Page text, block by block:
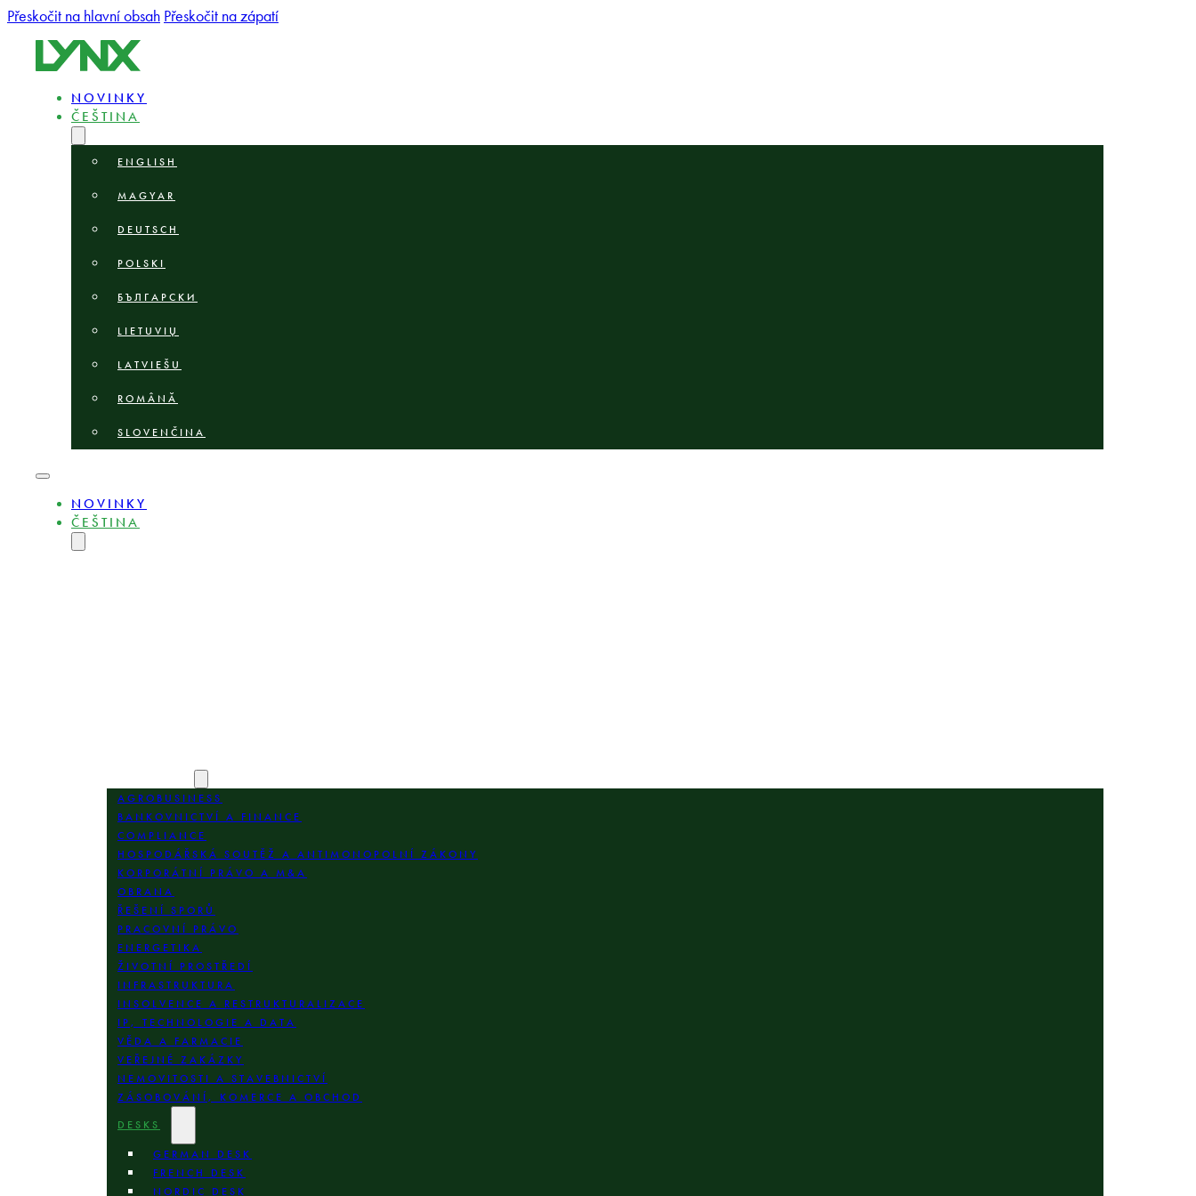
Přeskočit na hlavní obsah Přeskočit na zápatí
NOVINKY
ČEŠTINA
ENGLISH
MAGYAR
DEUTSCH
POLSKI
БЪЛГАРСКИ
LIETUVIŲ
LATVIEŠU
ROMÂNĂ
SLOVENČINA
NOVINKY
ČEŠTINA
AGROBUSINESS
BANKOVNICTVÍ A FINANCE
COMPLIANCE
HOSPODÁŘSKÁ SOUTĚŽ A ANTIMONOPOLNÍ ZÁKONY
KORPORÁTNÍ PRÁVO A M&A
OBRANA
ŘEŠENÍ SPORŮ
PRACOVNÍ PRÁVO
ENERGETIKA
ŽIVOTNÍ PROSTŘEDÍ
INFRASTRUKTURA
INSOLVENCE A RESTRUKTURALIZACE
IP, TECHNOLOGIE A DATA
VĚDA A FARMACIE
VEŘEJNÉ ZAKÁZKY
NEMOVITOSTI A STAVEBNICTVÍ
ZÁSOBOVÁNÍ, KOMERCE A OBCHOD
DESKS
GERMAN DESK
FRENCH DESK
NORDIC DESK